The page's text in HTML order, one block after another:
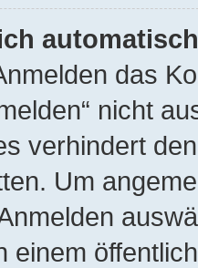
das
nicht
verhindert
Um
einem